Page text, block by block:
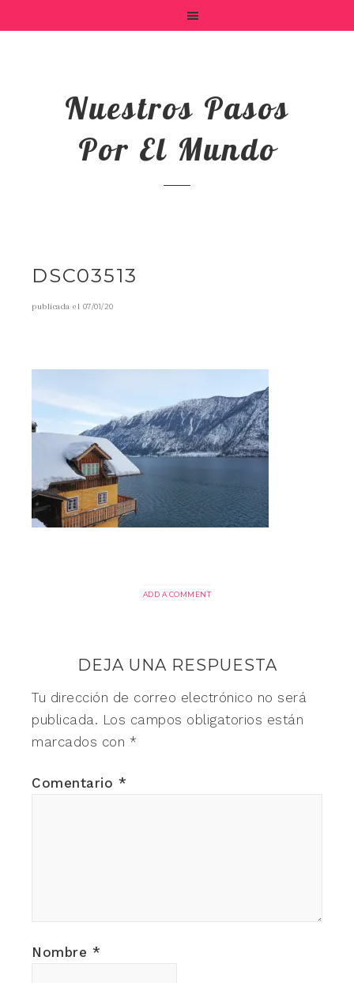
Nuestros Pasos
Por El Mundo
DSC03513
publicada el 07/01/20
ADD A COMMENT
DEJA UNA RESPUESTA
Tu dirección de correo electrónico no será
publicada. Los campos obligatorios están
marcados con *
Comentario *
Nombre *